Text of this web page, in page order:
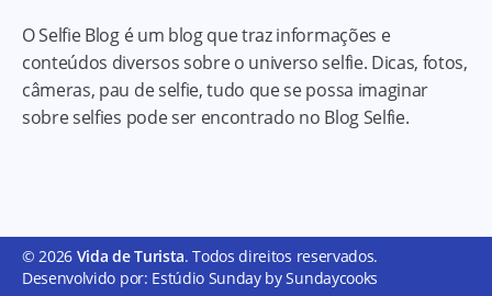
O Selfie Blog é um blog que traz informações e
conteúdos diversos sobre o universo selfie. Dicas, fotos,
câmeras, pau de selfie, tudo que se possa imaginar
sobre selfies pode ser encontrado no Blog Selfie.
© 2026 Vida de Turista. Todos direitos reservados.
Desenvolvido por: Estúdio Sunday by Sundaycooks